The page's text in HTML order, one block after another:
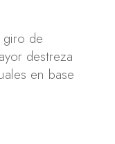
de
destreza
en base